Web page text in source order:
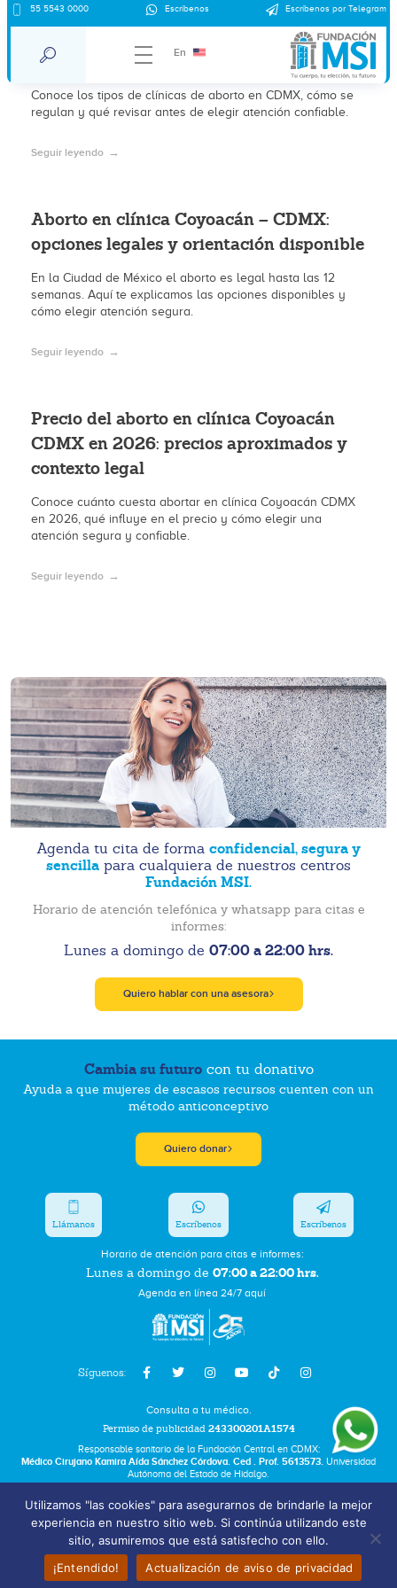
55 5543 0000 Escríbenos Escríbenos por Telegram
En
Clínicas de aborto en CDMX – clínica
Coyoacán: tipos, regulación y qué
considerar en 2026
Conoce los tipos de clínicas de aborto en CDMX, cómo se
regulan y qué revisar antes de elegir atención confiable.
Seguir leyendo
Aborto en clínica Coyoacán – CDMX:
opciones legales y orientación disponible
En la Ciudad de México el aborto es legal hasta las 12
semanas. Aquí te explicamos las opciones disponibles y
cómo elegir atención segura.
Seguir leyendo
Precio del aborto en clínica Coyoacán
CDMX en 2026: precios aproximados y
contexto legal
Conoce cuánto cuesta abortar en clínica Coyoacán CDMX
en 2026, qué influye en el precio y cómo elegir una
atención segura y confiable.
Seguir leyendo
Agenda tu cita de forma confidencial, segura y
sencilla para cualquiera de nuestros centros
Fundación MSI.
Horario de atención telefónica y whatsapp para citas e
informes:
Lunes a domingo de 07:00 a 22:00 hrs.
Quiero hablar con una asesora
Cambia su futurocon tu donativo
Ayuda a que mujeres de escasos recursos cuenten con un
método anticonceptivo
Quiero donar
Síguenos:
Horario de atención para citas e informes:
Lunes a domingo de 07:00 a 22:00 hrs.
Agenda en línea 24/7 aquí
Llámanos Escríbenos Escríbenos
Consulta a tu médico.
Permiso de publicidad 243300201A1574
Responsable sanitario de la Fundación Central en CDMX:
Médico Cirujano Kamira Aída Sánchez Córdova. Ced . Prof. 5613573. Universidad
Autónoma del Estado de Hidalgo.
Aviso de Privacidad
Términos y Condiciones
Bolsa de Trabajo
Fundación Marie Stopes México A.C. © 2025 All rights reserved
Utilizamos "las cookies" para asegurarnos de brindarle la mejor
experiencia en nuestro sitio web. Si continúa utilizando este
sitio, asumiremos que está satisfecho con ello.
¡Entendido!
Actualización de aviso de privacidad